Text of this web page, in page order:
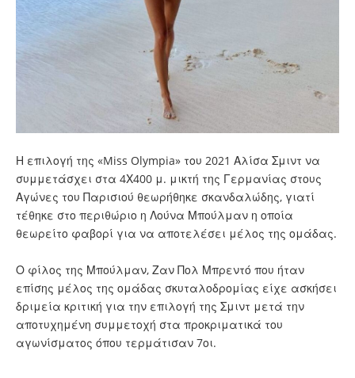
Η επιλογή της «Miss Olympia» του 2021 Αλίσα Σμιντ να
συμμετάσχει στα 4Χ400 μ. μικτή της Γερμανίας στους
Αγώνες του Παρισιού θεωρήθηκε σκανδαλώδης, γιατί
τέθηκε στο περιθώριο η Λούνα Μπούλμαν η οποία
θεωρείτο φαβορί για να αποτελέσει μέλος της ομάδας.
Ο φίλος της Μπούλμαν, Ζαν Πολ Μπρεντό που ήταν
επίσης μέλος της ομάδας σκυταλοδρομίας είχε ασκήσει
δριμεία κριτική για την επιλογή της Σμιντ μετά την
αποτυχημένη συμμετοχή στα προκριματικά του
αγωνίσματος όπου τερμάτισαν 7οι.